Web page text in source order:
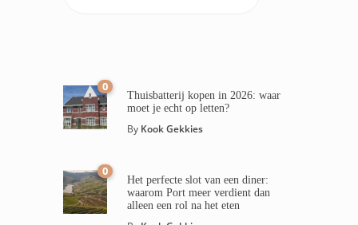
0
Thuisbatterij kopen in 2026: waar
moet je echt op letten?
By Kook Gekkies
0
Het perfecte slot van een diner:
waarom Port meer verdient dan
alleen een rol na het eten